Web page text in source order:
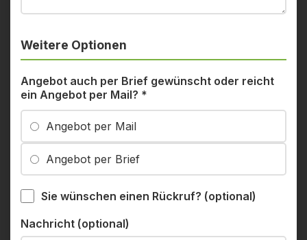
Weitere Optionen
Angebot auch per Brief gewünscht oder reicht
ein Angebot per Mail? *
Angebot per Mail
Angebot per Brief
Sie wünschen einen Rückruf? (optional)
Nachricht (optional)